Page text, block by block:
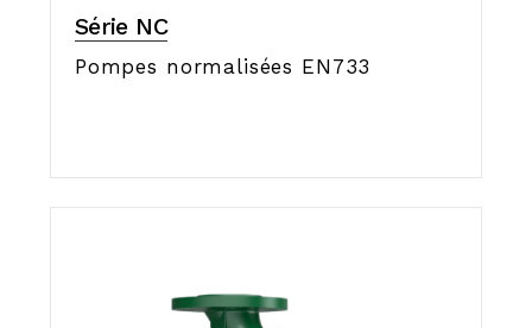
Série NC
Pompes normalisées EN733